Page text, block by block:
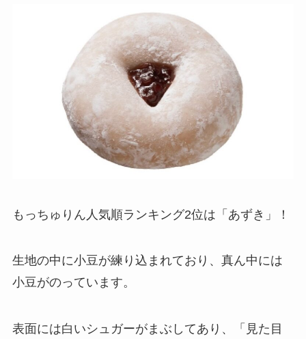
もっちゅりん人気順ランキング2位は「あずき」！
生地の中に小豆が練り込まれており、真ん中には
小豆がのっています。
表面には白いシュガーがまぶしてあり、「見た目